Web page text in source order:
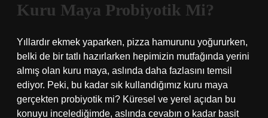
Kuru Maya Probiyotik Mi?
Yıllardır ekmek yaparken, pizza hamurunu yoğururken,
belki de bir tatlı hazırlarken hepimizin mutfağında yerini
almış olan kuru maya, aslında daha fazlasını temsil
ediyor. Peki, bu kadar sık kullandığımız kuru maya
gerçekten probiyotik mi? Küresel ve yerel açıdan bu
konuyu incelediğimde, aslında cevabın o kadar basit